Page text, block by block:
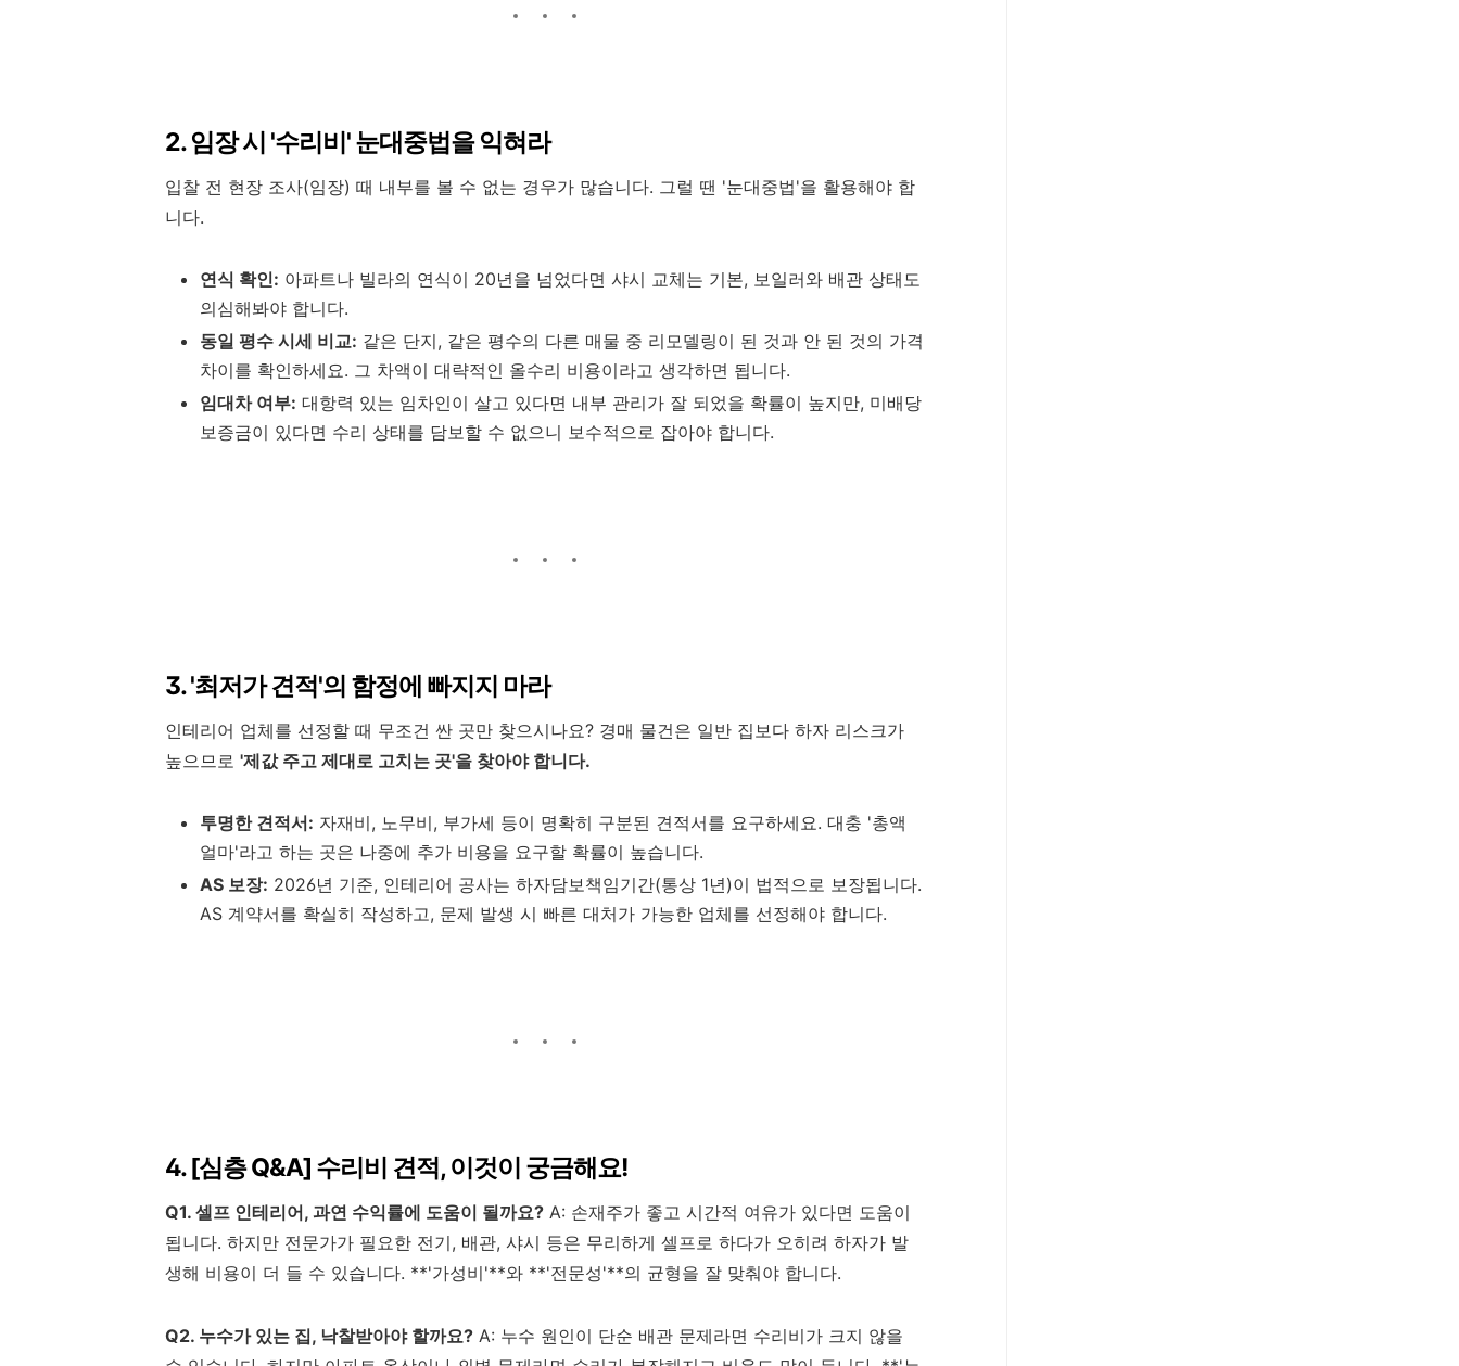
2. 임장 시 '수리비' 눈대중법을 익혀라
입찰 전 현장 조사(임장) 때 내부를 볼 수 없는 경우가 많습니다. 그럴 땐 '눈대중법'을 활용해야 합
니다.
연식 확인: 아파트나 빌라의 연식이 20년을 넘었다면 샤시 교체는 기본, 보일러와 배관 상태도
의심해봐야 합니다.
동일 평수 시세 비교: 같은 단지, 같은 평수의 다른 매물 중 리모델링이 된 것과 안 된 것의 가격
차이를 확인하세요. 그 차액이 대략적인 올수리 비용이라고 생각하면 됩니다.
임대차 여부: 대항력 있는 임차인이 살고 있다면 내부 관리가 잘 되었을 확률이 높지만, 미배당
보증금이 있다면 수리 상태를 담보할 수 없으니 보수적으로 잡아야 합니다.
3. '최저가 견적'의 함정에 빠지지 마라
인테리어 업체를 선정할 때 무조건 싼 곳만 찾으시나요? 경매 물건은 일반 집보다 하자 리스크가
높으므로 '제값 주고 제대로 고치는 곳'을 찾아야 합니다.
투명한 견적서: 자재비, 노무비, 부가세 등이 명확히 구분된 견적서를 요구하세요. 대충 '총액
얼마'라고 하는 곳은 나중에 추가 비용을 요구할 확률이 높습니다.
AS 보장: 2026년 기준, 인테리어 공사는 하자담보책임기간(통상 1년)이 법적으로 보장됩니다.
AS 계약서를 확실히 작성하고, 문제 발생 시 빠른 대처가 가능한 업체를 선정해야 합니다.
4. [심층 Q&A] 수리비 견적, 이것이 궁금해요!
Q1. 셀프 인테리어, 과연 수익률에 도움이 될까요? A: 손재주가 좋고 시간적 여유가 있다면 도움이
됩니다. 하지만 전문가가 필요한 전기, 배관, 샤시 등은 무리하게 셀프로 하다가 오히려 하자가 발
생해 비용이 더 들 수 있습니다. **'가성비'**와 **'전문성'**의 균형을 잘 맞춰야 합니다.
Q2. 누수가 있는 집, 낙찰받아야 할까요? A: 누수 원인이 단순 배관 문제라면 수리비가 크지 않을